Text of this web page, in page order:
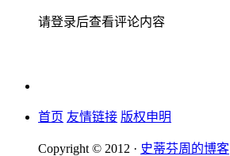
请登录后查看评论内容
首页 友情链接 版权申明
Copyright © 2012 · 史蒂芬周的博客